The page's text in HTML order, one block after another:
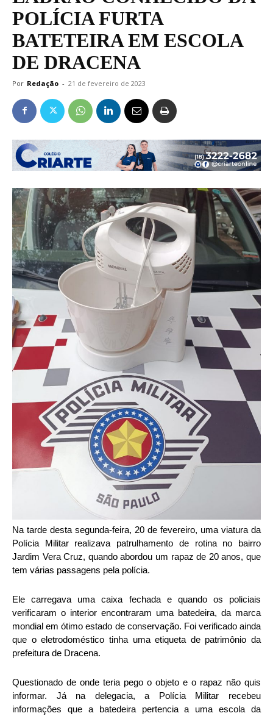
POLÍCIA FURTA
BATETEIRA EM ESCOLA
DE DRACENA
Por Redação - 21 de fevereiro de 2023
Na tarde desta segunda-feira, 20 de fevereiro, uma viatura da
Polícia Militar realizava patrulhamento de rotina no bairro
Jardim Vera Cruz, quando abordou um rapaz de 20 anos, que
tem várias passagens pela polícia.
Ele carregava uma caixa fechada e quando os policiais
verificaram o interior encontraram uma batedeira, da marca
mondial em ótimo estado de conservação. Foi verificado ainda
que o eletrodoméstico tinha uma etiqueta de patrimônio da
prefeitura de Dracena.
Questionado de onde teria pego o objeto e o rapaz não quis
informar. Já na delegacia, a Polícia Militar recebeu
informações que a batedeira pertencia a uma escola da